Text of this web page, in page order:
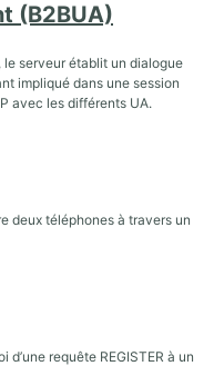
(B2BUA)
serveur établit un dialogue
impliqué dans une session
avec les différents UA.
deux téléphones à travers un
d’une requête REGISTER à un